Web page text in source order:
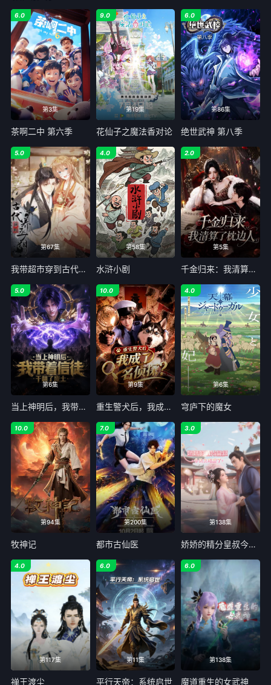
第3集
6.0
茶啊二中 第六季
第19集
9.0
花仙子之魔法香对论
第86集
6.0
绝世武神 第八季
第67集
5.0
我带超市穿到古代养丞相
第58集
4.0
水浒小剧
第5集
2.0
千金归来：我清算了枕边人
第6集
5.0
当上神明后，我带着信徒干翻了废土
第9集
10.0
重生警犬后，我成了名侦探？
第6集
4.0
穹庐下的魔女
第94集
10.0
牧神记
第200集
7.0
都市古仙医
第138集
3.0
娇娇的精分皇叔今天又吃醋了
第117集
4.0
禅王渡尘
第11集
6.0
平行天帝：系统启世
第138集
6.0
魔道重生的女武神